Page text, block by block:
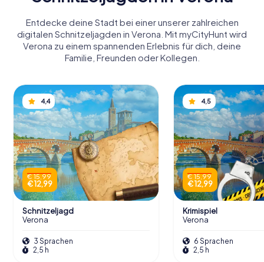
Entdecke deine Stadt bei einer unserer zahlreichen
digitalen Schnitzeljagden in Verona. Mit myCityHunt wird
Verona zu einem spannenden Erlebnis für dich, deine
Familie, Freunden oder Kollegen.
4,4
€ 15,99
€ 12,99
Schnitzeljagd
Verona
3 Sprachen
2,5 h
4,5
€ 15,99
€ 12,99
Krimispiel
Verona
6 Sprachen
2,5 h